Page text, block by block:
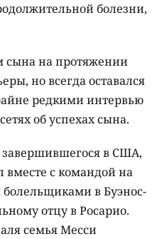
болезни,
сына на протяжении
но всегда оставался
редкими интервью
об успехах сына.
в США,
вместе с командой на
болельщиками в Буэнос-
отцу в Росарио.
семья Месси